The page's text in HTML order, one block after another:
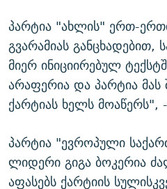
პარტია "ახლის" ერთ-
გვარამიას
მიერ ინიციირებულ
არაფერია და პარტია
ქარტიას ხელს მოაწერს",
პარტია "ევროპული
ლიდერი გიგა ბოკერია
აფასებს ქარტიის